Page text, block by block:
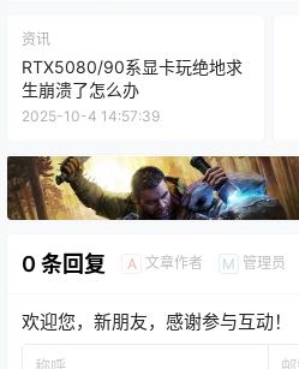
资讯
RTX5080/90系显卡玩绝地求
生崩溃了怎么办
2025-10-4 14:57:39
0 条回复 A 文章作者 M 管理员
欢迎您，新朋友，感谢参与互动！